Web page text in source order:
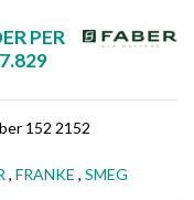
PER
152 2152
, FRANKE , SMEG